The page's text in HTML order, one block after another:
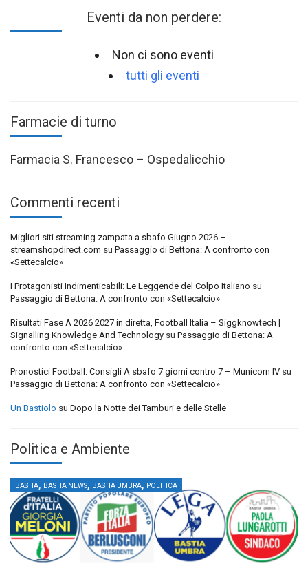
Eventi da non perdere:
Non ci sono eventi
tutti gli eventi
Farmacie di turno
Farmacia S. Francesco – Ospedalicchio
Commenti recenti
Migliori siti streaming zampata a sbafo Giugno 2026 –
streamshopdirect.com su Passaggio di Bettona: A confronto con
«Settecalcio»
I Protagonisti Indimenticabili: Le Leggende del Colpo Italiano su
Passaggio di Bettona: A confronto con «Settecalcio»
Risultati Fase A 2026 2027 in diretta, Football Italia – Siggknowtech |
Signalling Knowledge And Technology su Passaggio di Bettona: A
confronto con «Settecalcio»
Pronostici Football: Consigli A sbafo 7 giorni contro 7 – Municorn IV su
Passaggio di Bettona: A confronto con «Settecalcio»
Un Bastiolo su Dopo la Notte dei Tamburi e delle Stelle
Politica e Ambiente
BASTIA, BASTIA NEWS, BASTIA UMBRA, POLITICA